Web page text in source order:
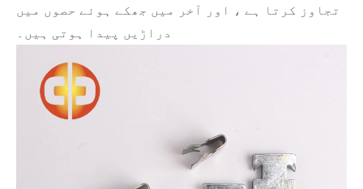
تجاوز کرتا ہے ، اور آخر میں جھکے ہوئے حصوں میں
دراڑیں پیدا ہوتی ہیں۔